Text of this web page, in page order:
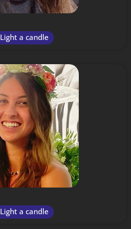
Light a candle
Light a candle